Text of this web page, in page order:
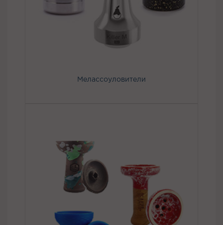
Мелассоуловители